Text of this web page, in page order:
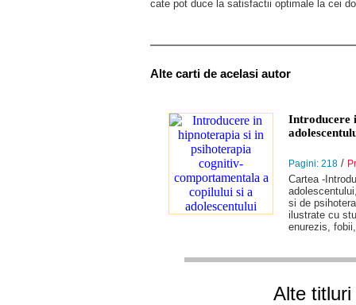
cate pot duce la satisfactii optimale la cei
Alte carti de acelasi autor
Introducere
Pagini: 218 /
Cartea -
si de
ilustrate cu
enurezis,
Alte